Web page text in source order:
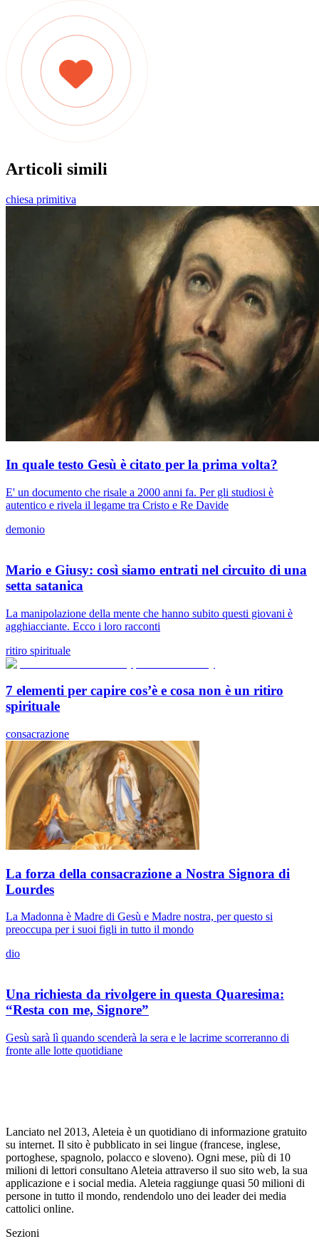
Articoli simili
chiesa primitiva
In quale testo Gesù è citato per la prima volta?
E' un documento che risale a 2000 anni fa. Per gli studiosi è
autentico e rivela il legame tra Cristo e Re Davide
demonio
Mario e Giusy: così siamo entrati nel circuito di una
setta satanica
La manipolazione della mente che hanno subito questi giovani è
agghiacciante. Ecco i loro racconti
ritiro spirituale
7 elementi per capire cos’è e cosa non è un ritiro
spirituale
consacrazione
La forza della consacrazione a Nostra Signora di
Lourdes
La Madonna è Madre di Gesù e Madre nostra, per questo si
preoccupa per i suoi figli in tutto il mondo
dio
Una richiesta da rivolgere in questa Quaresima:
“Resta con me, Signore”
Gesù sarà lì quando scenderà la sera e le lacrime scorreranno di
fronte alle lotte quotidiane
Lanciato nel 2013, Aleteia è un quotidiano di informazione gratuito
su internet. Il sito è pubblicato in sei lingue (francese, inglese,
portoghese, spagnolo, polacco e sloveno). Ogni mese, più di 10
milioni di lettori consultano Aleteia attraverso il suo sito web, la sua
applicazione e i social media. Aleteia raggiunge quasi 50 milioni di
persone in tutto il mondo, rendendolo uno dei leader dei media
cattolici online.
Sezioni